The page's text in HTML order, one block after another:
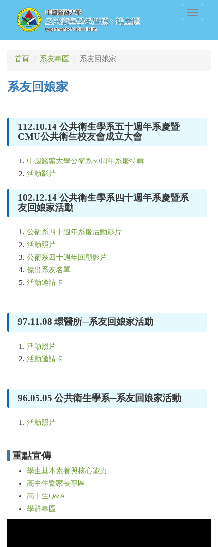
Toggle
首頁 系友專區 系友回娘家
系友回娘家
112.10.14 公共衛生學系五十週年系慶暨
CMU公共衛生校友會成立大會
中國醫藥大學公衛系50周年系慶特輯
活動影片
102.12.14 公共衛生學系四十週年系慶暨系
友回娘家活動
公衛系四十週年系慶活動影片
活動照片
公衛系四十週年回顧影片
傑出系友名單
活動邀請卡
97.11.08 環醫所─系友回娘家活動
活動照片
活動邀請卡
96.05.05 公共衛生學系─系友回娘家活動
活動照片
重點宣傳
學生基本素養與核心能力
高中生暨家長專區
高中生Q&A
學群專區